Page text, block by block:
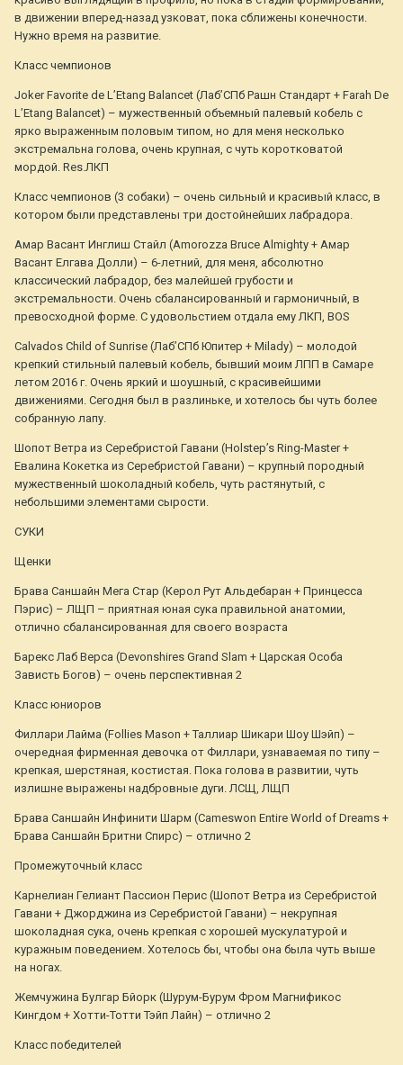
в движении вперед-назад узковат, пока сближены конечности.
Нужно время на развитие.
Класс чемпионов
Joker Favorite de L’Etang Balancet (Лаб’CПб Рашн Стандарт + Farah De
L’Etang Balancet) – мужественный объемный палевый кобель с
ярко выраженным половым типом, но для меня несколько
экстремальна голова, очень крупная, с чуть коротковатой
мордой. Res.ЛКП
Класс чемпионов (3 собаки) – очень сильный и красивый класс, в
котором были представлены три достойнейших лабрадора.
Амар Васант Инглиш Стайл (Amorozza Bruce Almighty + Амар
Васант Елгава Долли) – 6-летний, для меня, абсолютно
классический лабрадор, без малейшей грубости и
экстремальности. Очень сбалансированный и гармоничный, в
превосходной форме. С удовольстием отдала ему ЛКП, BOS
Calvados Child of Sunrise (Лаб’СПб Юпитер + Milady) – молодой
крепкий стильный палевый кобель, бывший моим ЛПП в Самаре
летом 2016 г. Очень яркий и шоушный, с красивейшими
движениями. Сегодня был в разлиньке, и хотелось бы чуть более
собранную лапу.
Шопот Ветра из Серебристой Гавани (Holstep’s Ring-Master +
Евалина Кокетка из Серебристой Гавани) – крупный породный
мужественный шоколадный кобель, чуть растянутый, с
небольшими элементами сырости.
СУКИ
Щенки
Брава Саншайн Мега Стар (Керол Рут Альдебаран + Принцесса
Пэрис) – ЛЩП – приятная юная сука правильной анатомии,
отлично сбалансированная для своего возраста
Барекс Лаб Верса (Devonshires Grand Slam + Царская Особа
Зависть Богов) – очень перспективная 2
Класс юниоров
Филлари Лайма (Follies Mason + Таллиар Шикари Шоу Шэйп) –
очередная фирменная девочка от Филлари, узнаваемая по типу –
крепкая, шерстяная, костистая. Пока голова в развитии, чуть
излишне выражены надбровные дуги. ЛСЩ, ЛЩП
Брава Саншайн Инфинити Шарм (Cameswon Entire World of Dreams +
Брава Саншайн Бритни Спирс) – отлично 2
Промежуточный класс
Карнелиан Гелиант Пассион Перис (Шопот Ветра из Серебристой
Гавани + Джорджина из Серебристой Гавани) – некрупная
шоколадная сука, очень крепкая с хорошей мускулатурой и
куражным поведением. Хотелось бы, чтобы она была чуть выше
на ногах.
Жемчужина Булгар Бйорк (Шурум-Бурум Фром Магнификос
Кингдом + Хотти-Тотти Тэйп Лайн) – отлично 2
Класс победителей